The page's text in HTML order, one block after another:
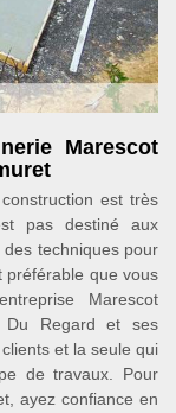
Marescot
est très
pas destiné aux
techniques pour
préférable que vous
Marescot
Du Regard et ses
et la seule qui
de travaux. Pour
ayez confiance en